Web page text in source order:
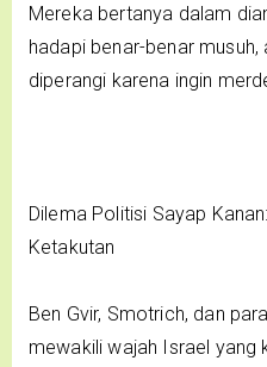
Mereka bertanya dalam
hadapi benar-benar
diperangi karena ingin
Dilema Politisi Sayap
Ketakutan
Ben Gvir, Smotrich, dan
mewakili wajah Israel yang